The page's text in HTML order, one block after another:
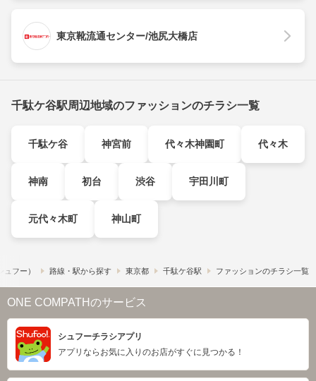
東京靴流通センター/池尻大橋店
千駄ケ谷駅周辺地域のファッションのチラシ一覧
千駄ケ谷 神宮前 代々木神園町 代々木
神南 初台 渋谷 宇田川町
元代々木町 神山町
フー） 路線・駅から探す 東京都 千駄ケ谷駅 ファッションのチラシ一覧
ONE COMPATHのサービス
シュフーチラシアプリ
アプリならお気に入りのお店がすぐに見つかる！